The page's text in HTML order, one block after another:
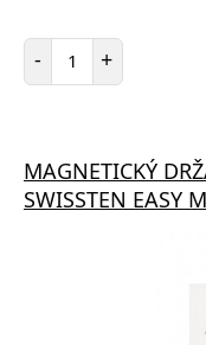
- Počet položiek
+
MAGNETICKÝ
SWISSTEN EASY